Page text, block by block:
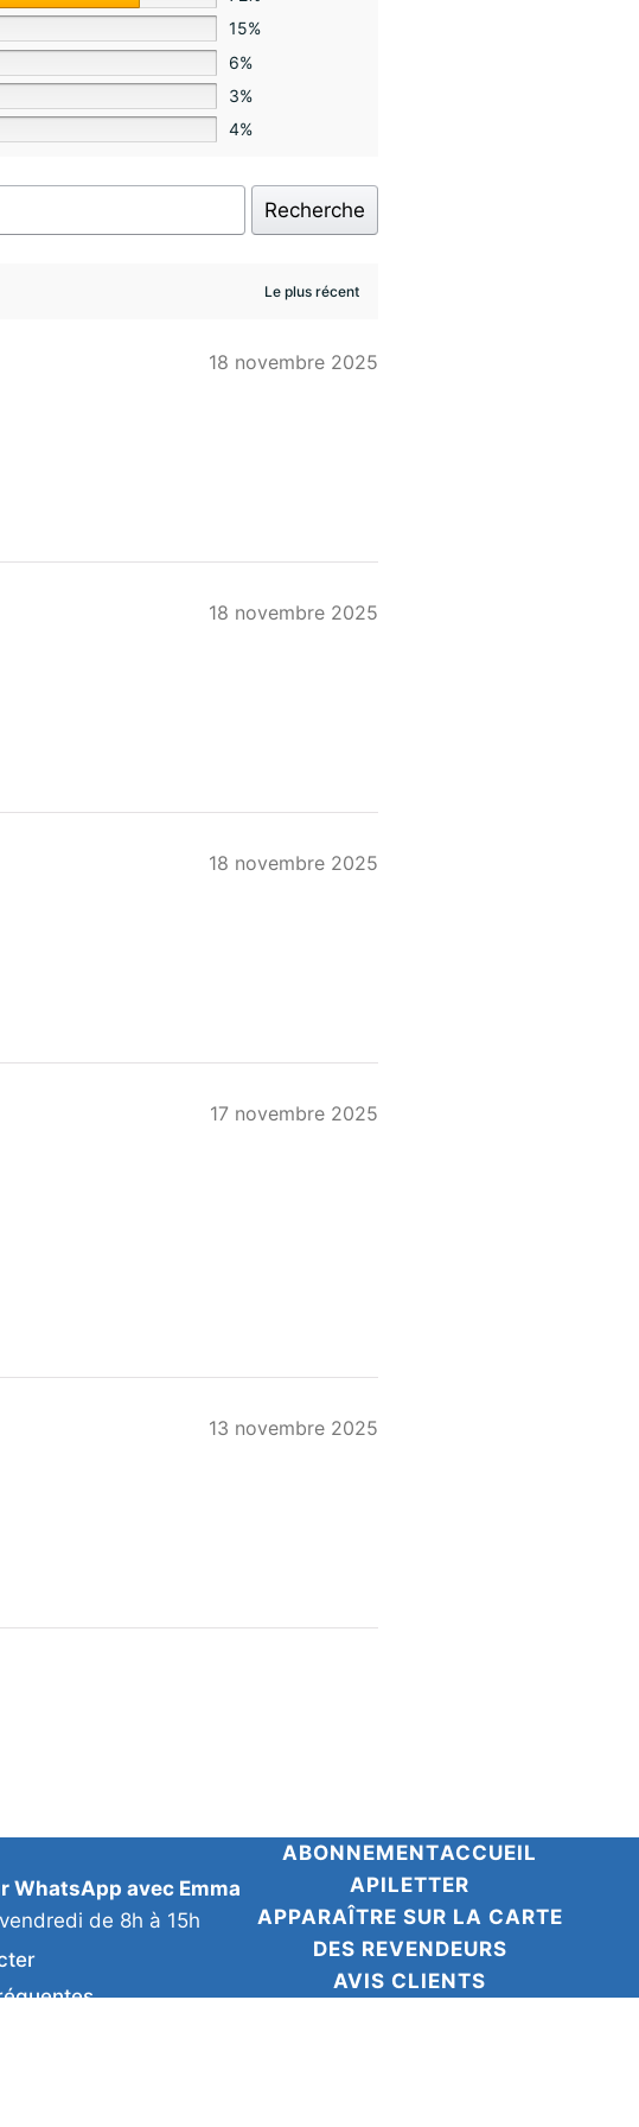
15%
6%
3%
4%
Recherche
18 novembre 2025
18 novembre 2025
18 novembre 2025
17 novembre 2025
13 novembre 2025
WhatsApp avec Emma
de 8h à 15h
ABONNEMENTACCUEIL
APILETTER
APPARAÎTRE SUR LA CARTE
DES REVENDEURS
AVIS CLIENTS